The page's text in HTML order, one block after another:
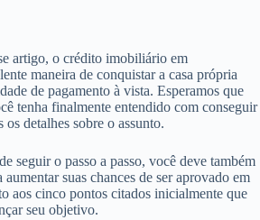
artigo, o crédito imobiliário em
maneira de conquistar a casa própria
de pagamento à vista. Esperamos que
tenha finalmente entendido com conseguir
detalhes sobre o assunto.
seguir o passo a passo, você deve também
suas chances de ser aprovado em
aos cinco pontos citados inicialmente que
seu objetivo.